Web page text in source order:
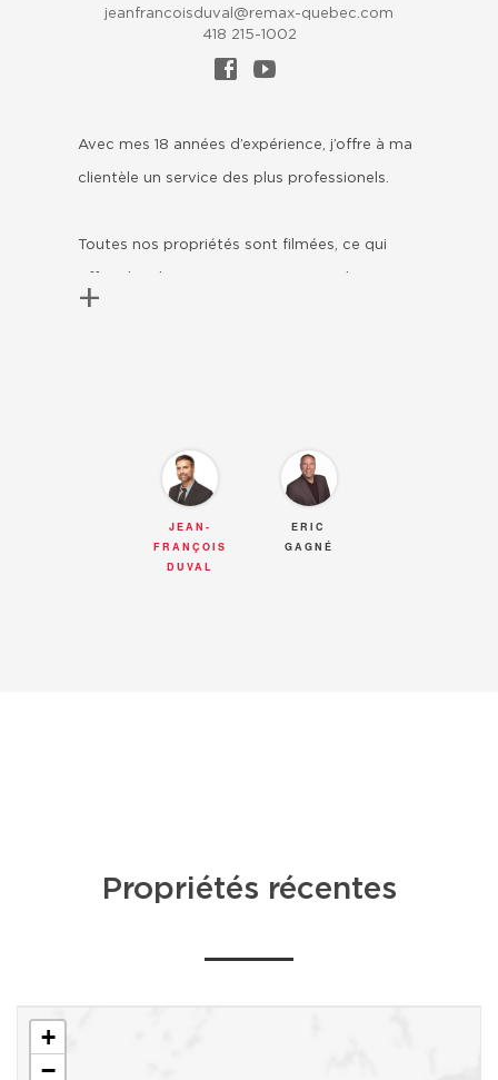
jeanfrancoisduval@remax-quebec.com
418 215-1002
Avec mes 18 années d’expérience, j’offre à ma
clientèle un service des plus professionels.
Toutes nos propriétés sont filmées, ce qui
et les motive à venir visiter!
+
JEAN-
FRANÇOIS
DUVAL
ERIC
GAGNÉ
Propriétés récentes
+
−